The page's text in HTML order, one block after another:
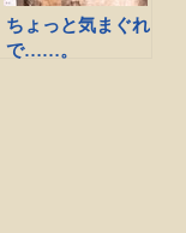
ちょっと気まぐれ
で……。